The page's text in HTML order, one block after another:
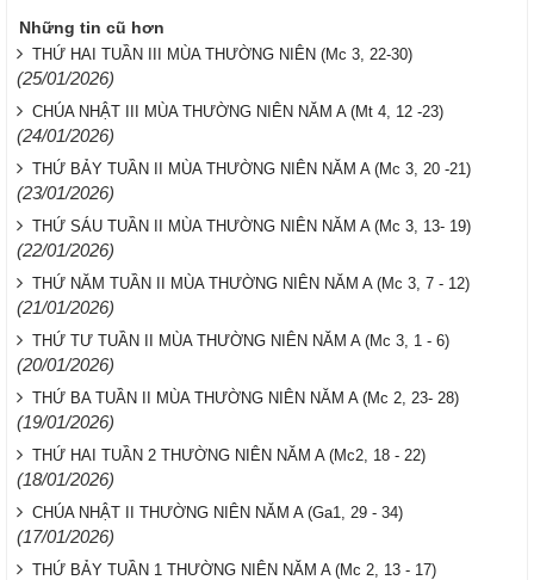
Những tin cũ hơn
THỨ HAI TUẦN III MÙA THƯỜNG NIÊN (Mc 3, 22-30)
(25/01/2026)
CHÚA NHẬT III MÙA THƯỜNG NIÊN NĂM A (Mt 4, 12 -23)
(24/01/2026)
THỨ BẢY TUẦN II MÙA THƯỜNG NIÊN NĂM A (Mc 3, 20 -21)
(23/01/2026)
THỨ SÁU TUẦN II MÙA THƯỜNG NIÊN NĂM A (Mc 3, 13- 19)
(22/01/2026)
THỨ NĂM TUẦN II MÙA THƯỜNG NIÊN NĂM A (Mc 3, 7 - 12)
(21/01/2026)
THỨ TƯ TUẦN II MÙA THƯỜNG NIÊN NĂM A (Mc 3, 1 - 6)
(20/01/2026)
THỨ BA TUẦN II MÙA THƯỜNG NIÊN NĂM A (Mc 2, 23- 28)
(19/01/2026)
THỨ HAI TUẦN 2 THƯỜNG NIÊN NĂM A (Mc2, 18 - 22)
(18/01/2026)
CHÚA NHẬT II THƯỜNG NIÊN NĂM A (Ga1, 29 - 34)
(17/01/2026)
THỨ BẢY TUẦN 1 THƯỜNG NIÊN NĂM A (Mc 2, 13 - 17)